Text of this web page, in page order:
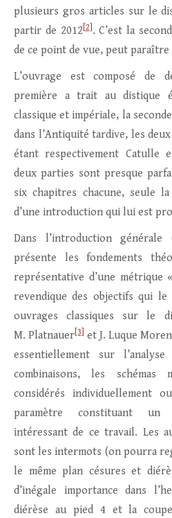
plusieurs gros articles sur le
partir de 2012 [2] . C’est la
de ce point de vue, peut paraître
L’ouvrage est composé de
première a trait au distique
classique et impériale, la
dans l’Antiquité tardive, les
étant respectivement Catulle
deux parties sont presque
six chapitres chacune, seule
d’une introduction qui lui est
Dans l’introduction générale
présente les fondements
représentative d’une métrique
revendique des objectifs qui le
ouvrages classiques sur le
M. Platnauer [3] et J. Luque
essentiellement sur
combinaisons, les schémas
considérés individuellement
paramètre constituant un
intéressant de ce travail. Les
sont les intermots (on pourra
le même plan césures et
d’inégale importance dans
diérèse au pied 4 et la